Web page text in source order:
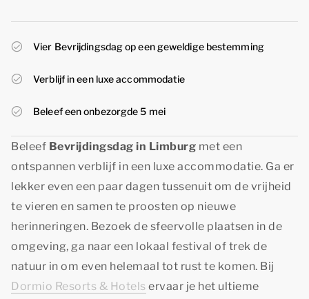
Vier Bevrijdingsdag op een geweldige bestemming
Verblijf in een luxe accommodatie
Beleef een onbezorgde 5 mei
Beleef Bevrijdingsdag in Limburg met een
ontspannen verblijf in een luxe accommodatie. Ga er
lekker even een paar dagen tussenuit om de vrijheid
te vieren en samen te proosten op nieuwe
herinneringen. Bezoek de sfeervolle plaatsen in de
omgeving, ga naar een lokaal festival of trek de
natuur in om even helemaal tot rust te komen. Bij
Dormio Resorts & Hotels ervaar je het ultieme